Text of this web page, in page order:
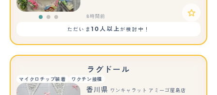
8時間前
ただいま 10人以上が検討中！
ラグドール
マイクロチップ装着 ワクチン接種
香川県 ワンキャラット アミーゴ屋島店